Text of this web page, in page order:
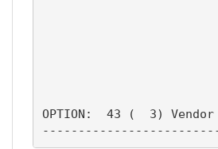
OPTION:  43 (  3)